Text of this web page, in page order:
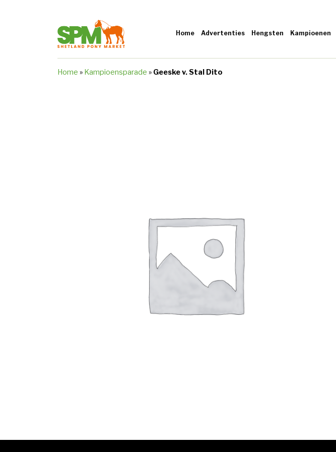
Home Advertenties Hengsten Kampioenen
Home » Kampioensparade » Geeske v. Stal Dito